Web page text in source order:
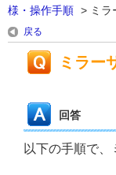
様・操作手順 > ミラ
戻る
ミラー
回答
以下の手順で